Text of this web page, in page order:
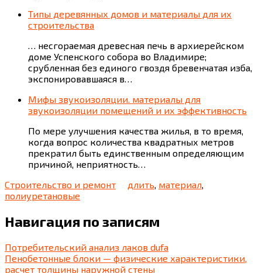
Типы деревянных домов и материалы для их
строительства
… несгораемая древесная печь в архиерейском
доме Успенского собора во Владимире;
срубленная без единого гвоздя бревенчатая изба,
экспонировавшаяся в…
Мифы звукоизоляции. материалы для
звукоизоляции помещений и их эффективность
По мере улучшения качества жилья, в то время,
когда вопрос количества квадратных метров
прекратил быть единственным определяющим
причиной, неприятность…
Строительство и ремонт
длить, материал,
полиуретановые
Навигация по записям
Потребительский анализ лаков dufa
Пенобетонные блоки — физические характеристики,
расчет толщины наружной стены